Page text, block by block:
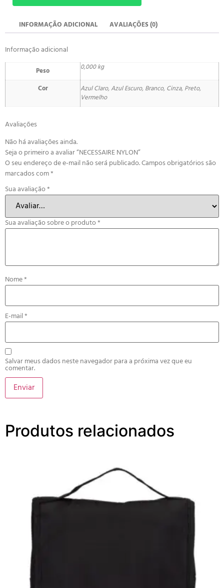
INFORMAÇÃO ADICIONAL AVALIAÇÕES (0)
Informação adicional
Peso 0,000 kg
Cor
Azul Claro, Azul Escuro, Branco, Cinza, Preto,
Vermelho
Avaliações
Não há avaliações ainda.
Seja o primeiro a avaliar “NECESSAIRE NYLON”
O seu endereço de e-mail não será publicado.Campos obrigatórios são
marcados com*
Sua avaliação*
Sua avaliação sobre o produto*
Nome*
E-mail*
Salvar meus dados neste navegador para a próxima vez que eu
comentar.
Produtos relacionados